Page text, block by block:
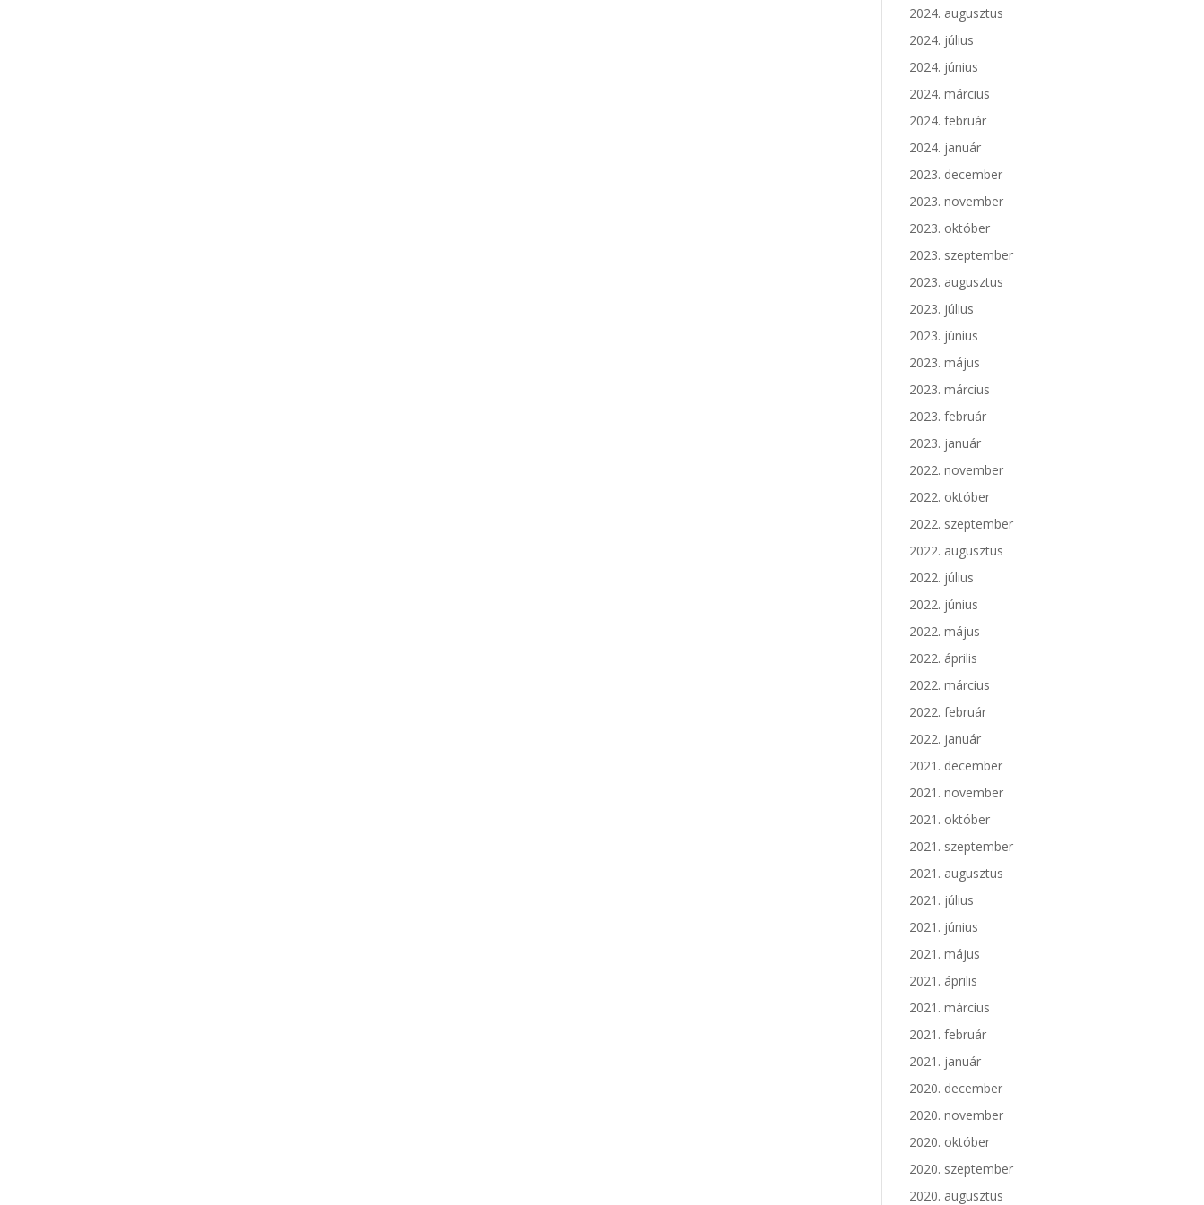
2024. augusztus
2024. július
2024. június
2024. március
2024. február
2024. január
2023. december
2023. november
2023. október
2023. szeptember
2023. augusztus
2023. július
2023. június
2023. május
2023. március
2023. február
2023. január
2022. november
2022. október
2022. szeptember
2022. augusztus
2022. július
2022. június
2022. május
2022. április
2022. március
2022. február
2022. január
2021. december
2021. november
2021. október
2021. szeptember
2021. augusztus
2021. július
2021. június
2021. május
2021. április
2021. március
2021. február
2021. január
2020. december
2020. november
2020. október
2020. szeptember
2020. augusztus